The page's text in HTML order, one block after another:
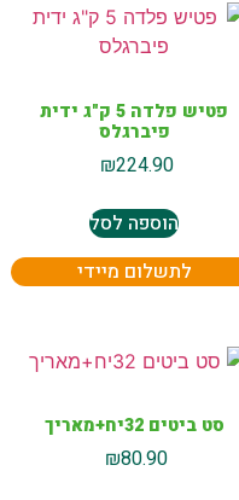
פטיש פלדה 5 ק"ג ידית
פיברגלס
₪224.90
הוספה לסל
לתשלום מיידי
סט ביטים 32יח+מאריך
₪80.90